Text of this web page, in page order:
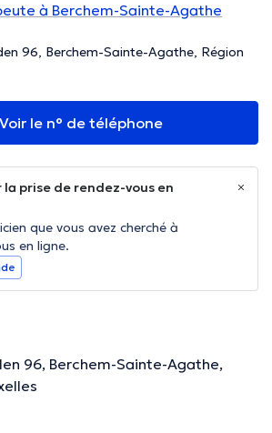
à Berchem-Sainte-Agathe
96, Berchem-Sainte-Agathe, Région
Voir le n° de téléphone
prise de rendez-vous en
que vous avez cherché à
en ligne.
96, Berchem-Sainte-Agathe,